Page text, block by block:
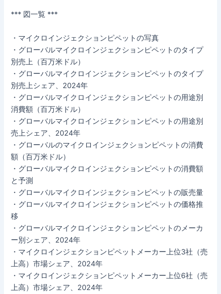
*** 図一覧 ***
・マイクロインジェクションピペットの写真
・グローバルマイクロインジェクションピペットのタイプ
別売上（百万米ドル）
・グローバルマイクロインジェクションピペットのタイプ
別売上シェア、2024年
・グローバルマイクロインジェクションピペットの用途別
消費額（百万米ドル）
・グローバルマイクロインジェクションピペットの用途別
売上シェア、2024年
・グローバルのマイクロインジェクションピペットの消費
額（百万米ドル）
・グローバルマイクロインジェクションピペットの消費額
と予測
・グローバルマイクロインジェクションピペットの販売量
・グローバルマイクロインジェクションピペットの価格推
移
・グローバルマイクロインジェクションピペットのメーカ
ー別シェア、2024年
・マイクロインジェクションピペットメーカー上位3社（売
上高）市場シェア、2024年
・マイクロインジェクションピペットメーカー上位6社（売
上高）市場シェア、2024年